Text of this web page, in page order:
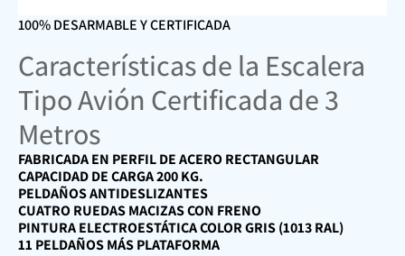
100% DESARMABLE Y CERTIFICADA
Características de la Escalera
Tipo Avión Certificada de 3
Metros
FABRICADA EN PERFIL DE ACERO RECTANGULAR
CAPACIDAD DE CARGA 200 KG.
PELDAÑOS ANTIDESLIZANTES
CUATRO RUEDAS MACIZAS CON FRENO
PINTURA ELECTROESTÁTICA COLOR GRIS (1013 RAL)
11 PELDAÑOS MÁS PLATAFORMA